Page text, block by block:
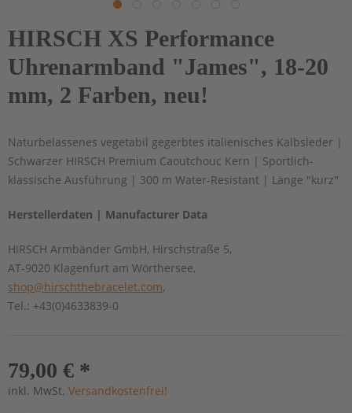
HIRSCH XS Performance
Uhrenarmband "James", 18-20
mm, 2 Farben, neu!
Naturbelassenes vegetabil gegerbtes italienisches Kalbsleder |
Schwarzer HIRSCH Premium Caoutchouc Kern | Sportlich-
klassische Ausführung | 300 m Water-Resistant | Länge "kurz"
Herstellerdaten | Manufacturer Data
HIRSCH Armbänder GmbH, Hirschstraße 5,
AT-9020 Klagenfurt am Wörthersee,
shop@hirschthebracelet.com,
Tel.: +43(0)4633839-0
79,00 € *
inkl. MwSt. Versandkostenfrei!